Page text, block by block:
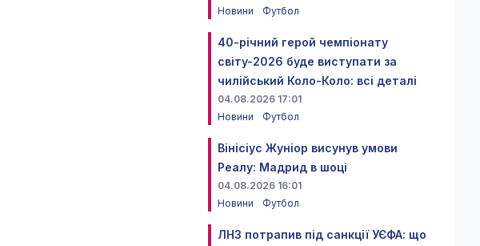
Новини
Футбол
40-річний герой чемпіонату
світу-2026 буде виступати за
чилійський Коло-Коло: всі деталі
04.08.2026 17:01
Новини
Футбол
Вінісіус Жуніор висунув умови
Реалу: Мадрид в шоці
04.08.2026 16:01
Новини
Футбол
ЛНЗ потрапив під санкції УЄФА: що